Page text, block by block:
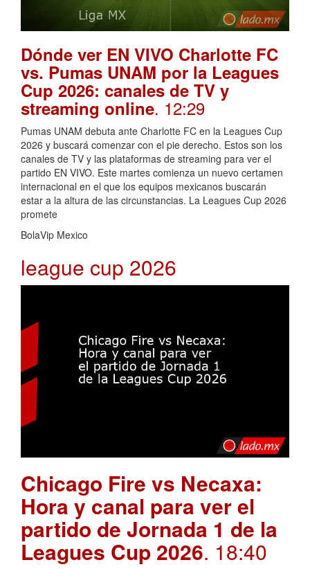
Dónde ver EN VIVO Charlotte FC
vs. Pumas UNAM por la Leagues
Cup 2026: canales de TV y
streaming online. 12:29
Pumas UNAM debuta ante Charlotte FC en la Leagues Cup
2026 y buscará comenzar con el pie derecho. Estos son los
canales de TV y las plataformas de streaming para ver el
partido EN VIVO. Este martes comienza un nuevo certamen
internacional en el que los equipos mexicanos buscarán
estar a la altura de las circunstancias. La Leagues Cup 2026
promete
BolaVip Mexico
league cup 2026
Chicago Fire vs Necaxa:
Hora y canal para ver el
partido de Jornada 1 de la
Leagues Cup 2026. 18:40